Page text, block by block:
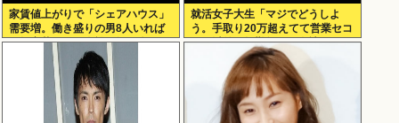
家賃値上がりで「シェアハウス」
需要増。働き盛りの男8人いれば
一軒家暮らしも余裕で毎日楽しい
就活女子大生「マジでどうしよ
う。手取り20万超えてて営業セコ
カン以外で転勤無しの会社ない」